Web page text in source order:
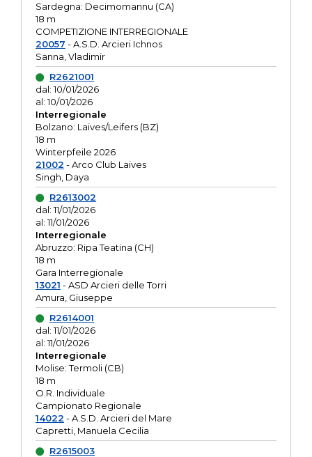
Sardegna: Decimomannu (CA)
18 m
COMPETIZIONE INTERREGIONALE
20057 - A.S.D. Arcieri Ichnos
Sanna, Vladimir
R2621001
dal: 10/01/2026
al: 10/01/2026
Interregionale
Bolzano: Laives/Leifers (BZ)
18 m
Winterpfeile 2026
21002 - Arco Club Laives
Singh, Daya
R2613002
dal: 11/01/2026
al: 11/01/2026
Interregionale
Abruzzo: Ripa Teatina (CH)
18 m
Gara Interregionale
13021 - ASD Arcieri delle Torri
Amura, Giuseppe
R2614001
dal: 11/01/2026
al: 11/01/2026
Interregionale
Molise: Termoli (CB)
18 m
O.R. Individuale
Campionato Regionale
14022 - A.S.D. Arcieri del Mare
Capretti, Manuela Cecilia
R2615003